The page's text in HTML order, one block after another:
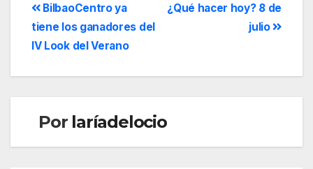
¿Qué hacer hoy? 8 de
julio
BilbaoCentro ya
tiene los ganadores del
IV Look del Verano
Por laríadelocio